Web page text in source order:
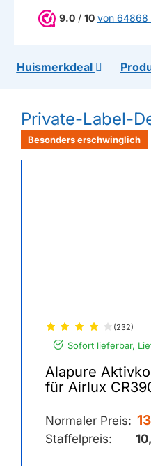
9.0 / 10 von 64868
Huismerkdeal
Private-Label-
Besonders erschwinglich
(232)
Sofort lieferbar,
Alapure
für Airlux
Normaler Preis:
Staffelpreis: